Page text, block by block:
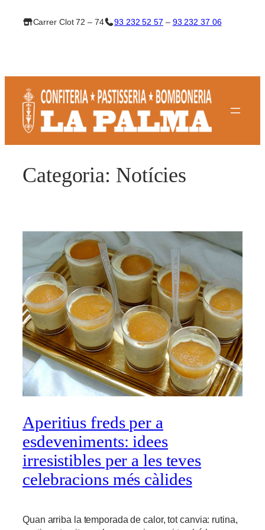
Carrer Clot 72 – 74 93 232 52 57 – 93 232 37 06
Categoria: Notícies
Aperitius freds per a
esdeveniments: idees
irresistibles per a les teves
celebracions més càlides
Quan arriba la temporada de calor, tot canvia: rutina,